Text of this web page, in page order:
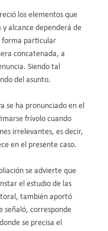
los elementos que
alcance dependerá de
forma particular
concatenada, a
Siendo tal
del asunto.
se ha pronunciado en el
frívolo cuando
irrelevantes, es decir,
en el presente caso.
se advierte que
el estudio de las
también aportó
señaló, corresponde
se precisa el